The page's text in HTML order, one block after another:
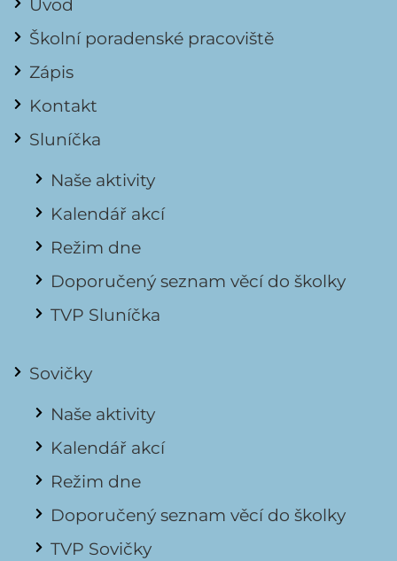
Úvod
Školní poradenské pracoviště
Zápis
Kontakt
Sluníčka
Naše aktivity
Kalendář akcí
Režim dne
Doporučený seznam věcí do školky
TVP Sluníčka
Sovičky
Naše aktivity
Kalendář akcí
Režim dne
Doporučený seznam věcí do školky
TVP Sovičky